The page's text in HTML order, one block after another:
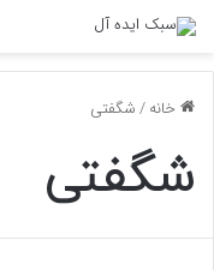
خانه/شگفتی
شگفتی